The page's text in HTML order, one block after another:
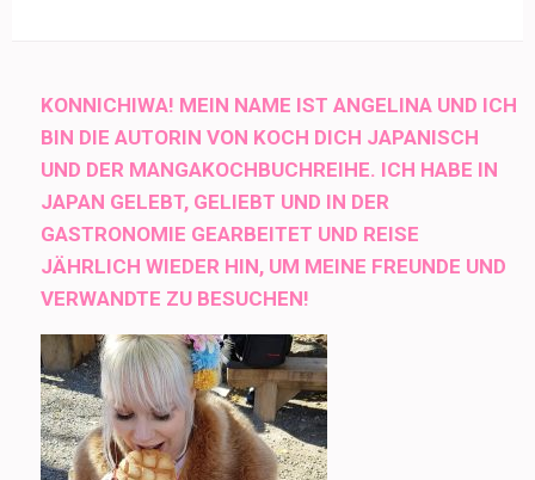
KONNICHIWA! MEIN NAME IST ANGELINA UND ICH
BIN DIE AUTORIN VON KOCH DICH JAPANISCH
UND DER MANGAKOCHBUCHREIHE. ICH HABE IN
JAPAN GELEBT, GELIEBT UND IN DER
GASTRONOMIE GEARBEITET UND REISE
JÄHRLICH WIEDER HIN, UM MEINE FREUNDE UND
VERWANDTE ZU BESUCHEN!